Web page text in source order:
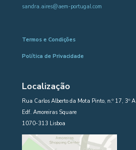
sandra.aires@aem-portugal.com
Termos e Condições
Política de Privacidade
Localização
Rua Carlos Alberto da Mota Pinto, n.º 17, 3º A
Edf. Amoreiras Square
1070-313 Lisboa